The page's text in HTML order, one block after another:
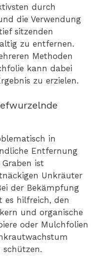
durch
die Verwendung
sitzenden
zu entfernen.
Methoden
kann dabei
zu erzielen.
in
Entfernung
ist
Unkräuter
der Bekämpfung
es hilfreich, den
und organische
oder Mulchfolien
schützen.